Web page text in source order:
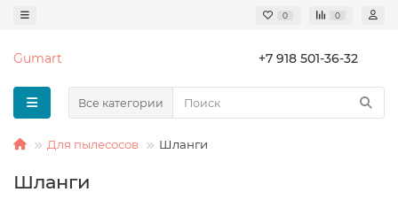
0 0
Gumart +7 918 501-36-32
Все категории
Для пылесосов Шланги
Шланги